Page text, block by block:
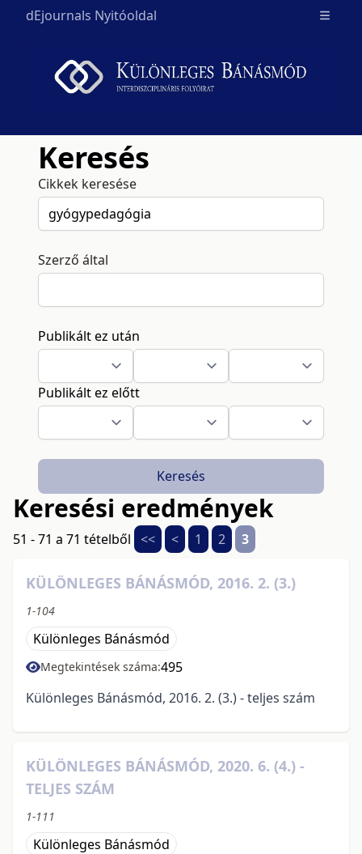
dEjournals Nyitóoldal Open
Keresés
Cikkek keresése
Szerző által
Publikált ez után
Publikált ez előtt
Keresés
Keresési eredmények
51 - 71 a 71 tételből << < 1 2 3
KÜLÖNLEGES BÁNÁSMÓD, 2016. 2. (3.)
1-104
Különleges Bánásmód
Megtekintések száma:495
Különleges Bánásmód, 2016. 2. (3.) - teljes szám
KÜLÖNLEGES BÁNÁSMÓD, 2020. 6. (4.) -
TELJES SZÁM
1-111
Különleges Bánásmód